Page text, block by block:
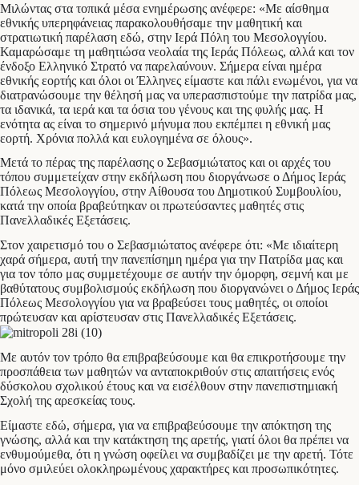
Μιλώντας στα τοπικά μέσα ενημέρωσης ανέφερε: «Με αίσθημα
εθνικής υπερηφάνειας παρακολουθήσαμε την μαθητική και
στρατιωτική παρέλαση εδώ, στην Ιερά Πόλη του Μεσολογγίου.
Καμαρώσαμε τη μαθητιώσα νεολαία της Ιεράς Πόλεως, αλλά και τον
ένδοξο Ελληνικό Στρατό να παρελαύνουν. Σήμερα είναι ημέρα
εθνικής εορτής και όλοι οι Έλληνες είμαστε και πάλι ενωμένοι, για να
διατρανώσουμε την θέλησή μας να υπερασπιστούμε την πατρίδα μας,
τα ιδανικά, τα ιερά και τα όσια του γένους και της φυλής μας. Η
ενότητα ας είναι το σημερινό μήνυμα που εκπέμπει η εθνική μας
εορτή. Χρόνια πολλά και ευλογημένα σε όλους».
Μετά το πέρας της παρέλασης ο Σεβασμιώτατος και οι αρχές του
τόπου συμμετείχαν στην εκδήλωση που διοργάνωσε ο Δήμος Ιεράς
Πόλεως Μεσολογγίου, στην Αίθουσα του Δημοτικού Συμβουλίου,
κατά την οποία βραβεύτηκαν οι πρωτεύσαντες μαθητές στις
Πανελλαδικές Εξετάσεις.
Στον χαιρετισμό του ο Σεβασμιώτατος ανέφερε ότι: «Με ιδιαίτερη
χαρά σήμερα, αυτή την πανεπίσημη ημέρα για την Πατρίδα μας και
για τον τόπο μας συμμετέχουμε σε αυτήν την όμορφη, σεμνή και με
βαθύτατους συμβολισμούς εκδήλωση που διοργανώνει ο Δήμος Ιεράς
Πόλεως Μεσολογγίου για να βραβεύσει τους μαθητές, οι οποίοι
πρώτευσαν και αρίστευσαν στις Πανελλαδικές Εξετάσεις.
Με αυτόν τον τρόπο θα επιβραβεύσουμε και θα επικροτήσουμε την
προσπάθεια των μαθητών να ανταποκριθούν στις απαιτήσεις ενός
δύσκολου σχολικού έτους και να εισέλθουν στην πανεπιστημιακή
Σχολή της αρεσκείας τους.
Είμαστε εδώ, σήμερα, για να επιβραβεύσουμε την απόκτηση της
γνώσης, αλλά και την κατάκτηση της αρετής, γιατί όλοι θα πρέπει να
ενθυμούμεθα, ότι η γνώση οφείλει να συμβαδίζει με την αρετή. Τότε
μόνο σμιλεύει ολοκληρωμένους χαρακτήρες και προσωπικότητες.